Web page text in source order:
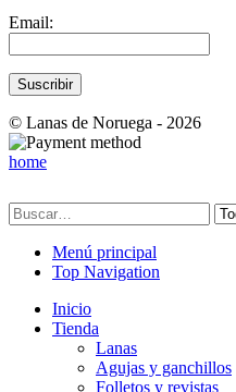
Email:
© Lanas de Noruega - 2026
home
Menú principal
Top Navigation
Inicio
Tienda
Lanas
Agujas y ganchillos
Folletos y revistas